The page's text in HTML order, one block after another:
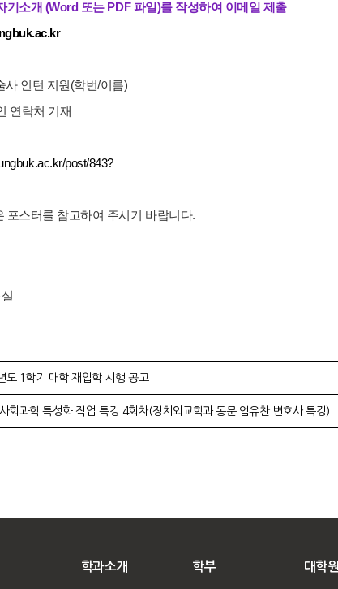
기소개 (Word 또는 PDF 파일)를 작성하여 이메일 제출
인턴 지원(학번/이름)
연락처 기재
post/843?
포스터를 참고하여 주시기 바랍니다.
도 1학기 대학 재입학 시행 공고
회과학 특성화 직업 특강 4회차(정치외교학과 동문 엄유찬 변호사 특강)
학과소개 학부 대학원